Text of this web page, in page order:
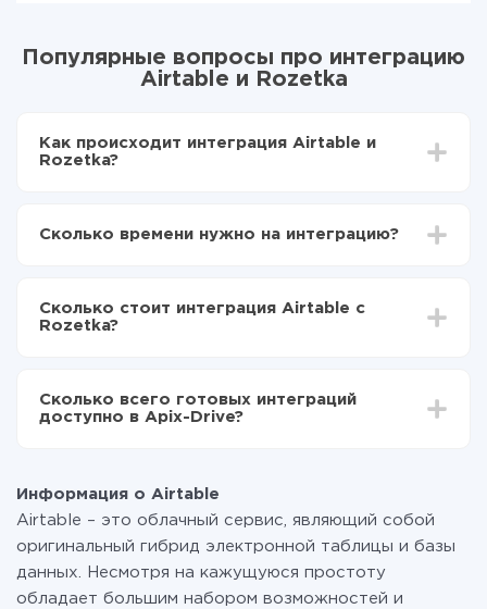
Популярные вопросы про интеграцию
Airtable и Rozetka
Как происходит интеграция Airtable и
Rozetka?
Выбираете какие данные передавать из Airtable в
Теперь данные будут автоматически
передаваться из Airtable в Rozetka
Сколько времени нужно на интеграцию?
отличаться и составлять от 5-ти до 30-минут. В
среднем настройка занимает 10-15 минут.
Сколько стоит интеграция Airtable с
Rozetka?
функционал. Вы оплачиваете только количество
данных, которые по факту передаются из одной
перейти на платный, при необходимости. Подробнее
отарифах .
Сколько всего готовых интеграций
доступно в Apix-Drive?
Информация о Airtable
Airtable – это облачный сервис, являющий собой
оригинальный гибрид электронной таблицы и базы
данных. Несмотря на кажущуюся простоту
обладает большим набором возможностей и